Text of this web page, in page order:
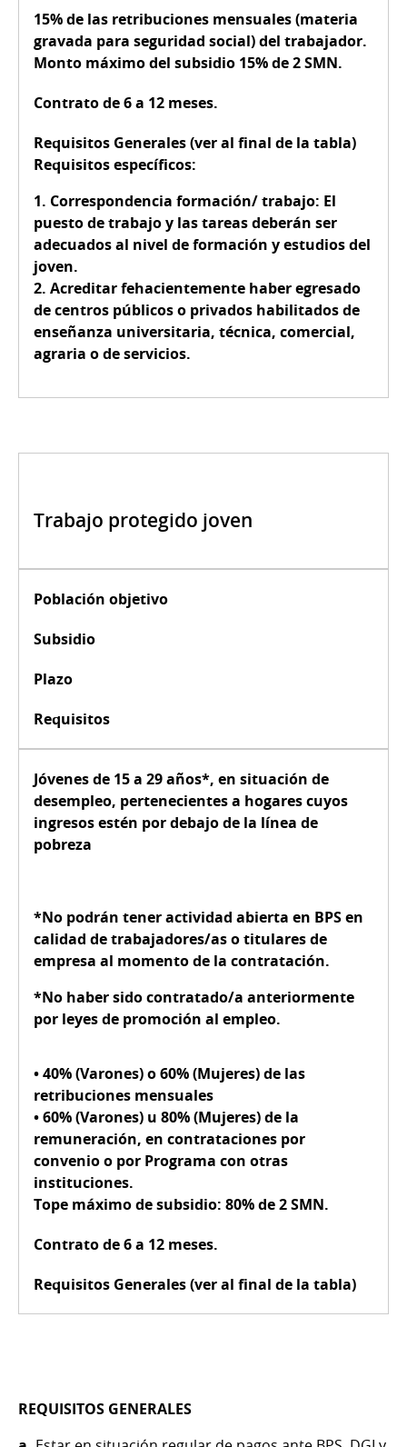
15% de las retribuciones mensuales(materia
gravada para seguridad social) del trabajador.
Monto máximo del subsidio 15% de 2 SMN.
Contrato de 6 a 12 meses.
Requisitos Generales (ver al final de la tabla)
Requisitos específicos:
1. Correspondencia formación/ trabajo: El
puesto de trabajo y las tareas deberán ser
adecuados al nivel de formación y estudios del
joven.
2. Acreditar fehacientemente haber egresado
de centros públicos o privados habilitados de
enseñanza universitaria, técnica, comercial,
agraria o de servicios.
Trabajo protegido joven
Población objetivo
Subsidio
Plazo
Requisitos
Jóvenes de 15 a 29 años*, en situación de
desempleo, pertenecientes a hogarescuyos
ingresos estén por debajo de la línea de
pobreza
*No podrán tener actividad abierta en BPS en
calidad de trabajadores/as o titulares de
empresa al momento de la contratación.
*No haber sido contratado/a anteriormente
por leyes de promoción al empleo.
•40%(Varones) o60%(Mujeres) de las
retribuciones mensuales
•60%(Varones) u 80%(Mujeres) de la
remuneración, en contrataciones por
convenio o por Programa con otras
instituciones.
Tope máximo de subsidio: 80% de 2 SMN.
Contrato de 6 a 12 meses.
Requisitos Generales (ver al final de la tabla)
REQUISITOS GENERALES